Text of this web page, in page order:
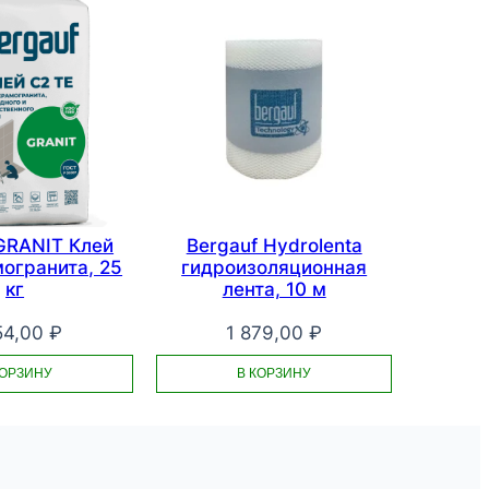
Клей
25
кг
₽
Bergauf Hydrolenta
гидроизоляционная
лента, 10 м
1 879,00₽
В КОРЗИНУ